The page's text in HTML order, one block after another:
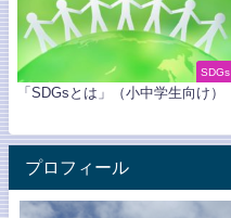
SDGs
「SDGsとは」（小中学生向け）
プロフィール